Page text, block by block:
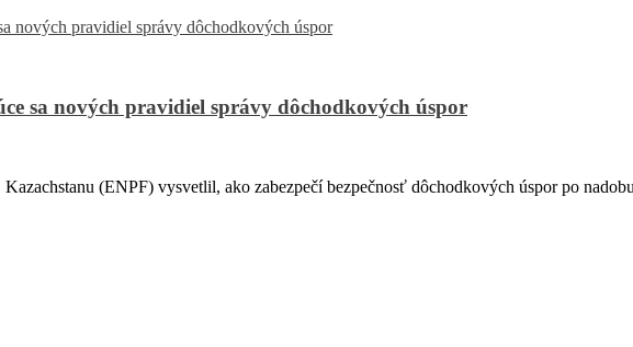
sa nových pravidiel správy dôchodkových úspor
(ENPF) vysvetlil, ako zabezpečí bezpečnosť dôchodkových úspor po